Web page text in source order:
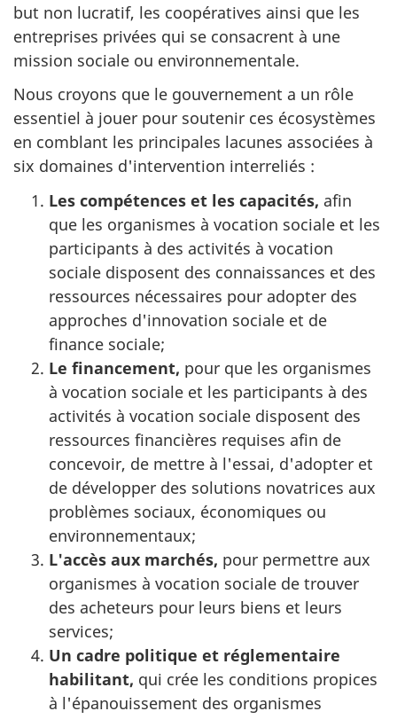
but non lucratif, les coopératives ainsi que les
entreprises privées qui se consacrent à une
mission sociale ou environnementale.
Nous croyons que le gouvernement a un rôle
essentiel à jouer pour soutenir ces écosystèmes
en comblant les principales lacunes associées à
six domaines d'intervention interreliés :
Les compétences et les capacités, afin
que les organismes à vocation sociale et les
participants à des activités à vocation
sociale disposent des connaissances et des
ressources nécessaires pour adopter des
approches d'innovation sociale et de
finance sociale;
Le financement, pour que les organismes
à vocation sociale et les participants à des
activités à vocation sociale disposent des
ressources financières requises afin de
concevoir, de mettre à l'essai, d'adopter et
de développer des solutions novatrices aux
problèmes sociaux, économiques ou
environnementaux;
L'accès aux marchés, pour permettre aux
organismes à vocation sociale de trouver
des acheteurs pour leurs biens et leurs
services;
Un cadre politique et réglementaire
habilitant, qui crée les conditions propices
à l'épanouissement des organismes